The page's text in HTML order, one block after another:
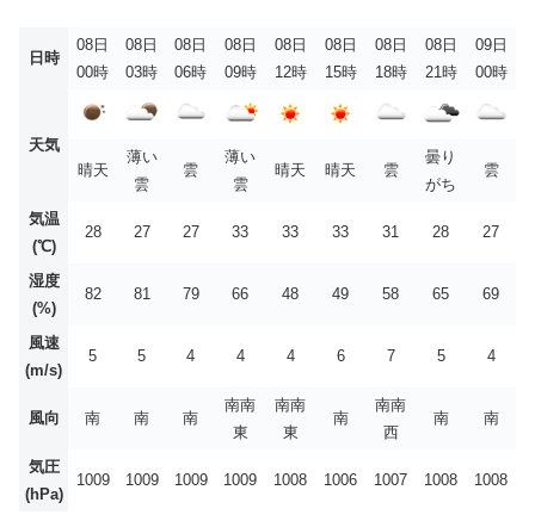
日時
08日
00時
08日
03時
08日
06時
08日
09時
08日
12時
08日
15時
08日
18時
08日
21時
09日
00時
天気
晴天
薄い
雲
雲
薄い
雲
晴天 晴天 雲
曇り
がち
雲
気温
(℃)
28 27 27 33 33 33 31 28 27
湿度
(%)
82 81 79 66 48 49 58 65 69
風速
(m/s)
5 5 4 4 4 6 7 5 4
風向 南 南 南
南南
東
南南
東
南
南南
西
南 南
気圧
(hPa)
1009 1009 1009 1009 1008 1006 1007 1008 1008